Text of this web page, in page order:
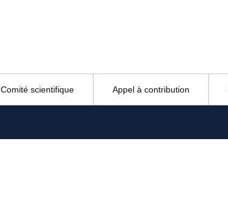
Comité scientifique Appel à contribution